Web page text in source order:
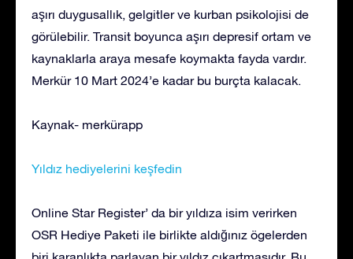
aşırı duygusallık, gelgitler ve kurban psikolojisi de
görülebilir. Transit boyunca aşırı depresif ortam ve
kaynaklarla araya mesafe koymakta fayda vardır.
Merkür 10 Mart 2024’e kadar bu burçta kalacak.
Kaynak- merkürapp
Yıldız hediyelerini keşfedin
Online Star Register’ da bir yıldıza isim verirken
OSR Hediye Paketi ile birlikte aldığınız ögelerden